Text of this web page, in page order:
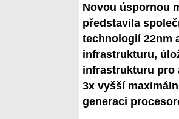
Novou úspornou
představila
technologií 22nm
infrastrukturu,
infrastrukturu pro
3x vyšší
generaci